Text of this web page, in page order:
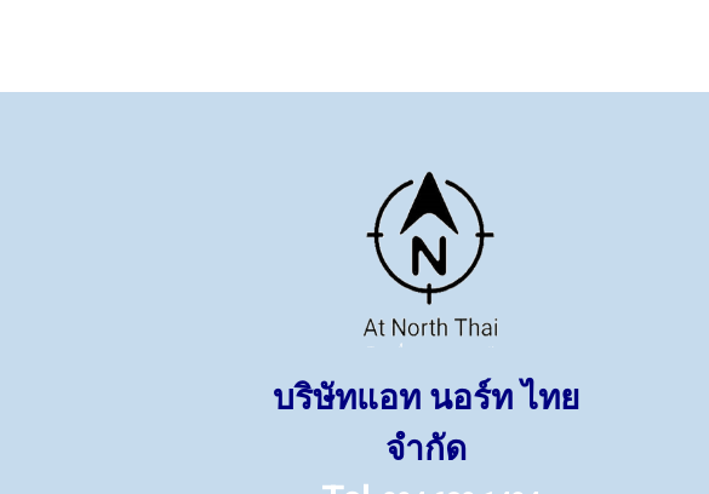
บริษัทแอท นอร์ท ไทย
จำกัด